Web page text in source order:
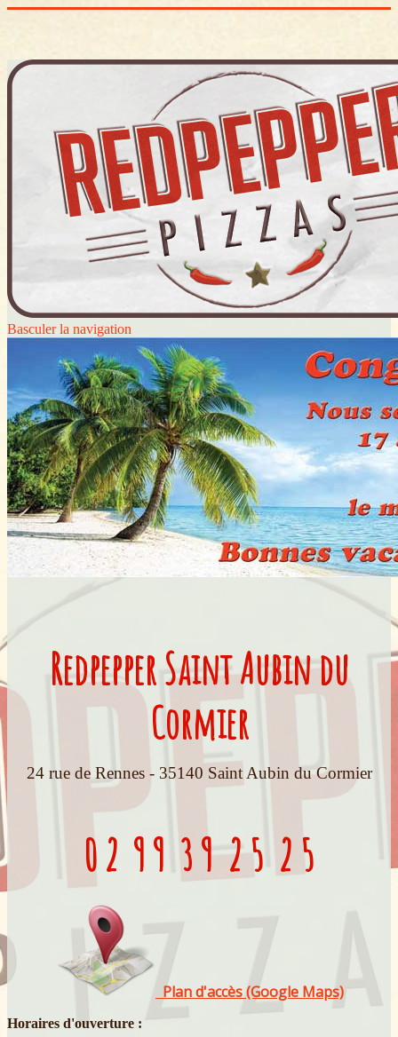
Basculer la navigation
Redpepper Saint Aubin du
Cormier
24 rue de Rennes - 35140 Saint Aubin du Cormier
0 2 9 9 3 9 2 5 2 5
Plan d'accès (Google Maps)
Horaires d'ouverture :